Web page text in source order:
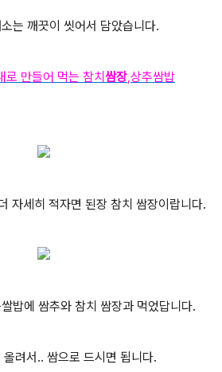
는 깨끗이 씻어서 담았습니다.
로 만들어 먹는 참치 쌈장,상추쌈밥
자세히 적자면 된장 참치 쌈장이랍니다.
밥에 쌈추와 참치 쌈장과 먹었답니다.
올려서.. 쌈으로 드시면 됩니다.